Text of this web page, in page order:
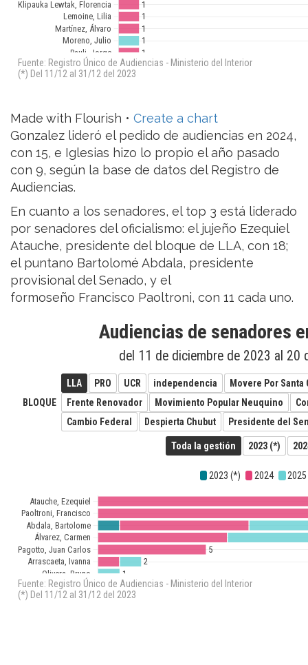
Made with Flourish • Create a chart
Gonzalez lideró el pedido de audiencias en 2024,
con 15, e Iglesias hizo lo propio el año pasado
con 9, según la base de datos del Registro de
Audiencias.
En cuanto a los senadores, el top 3 está liderado
por senadores del oficialismo: el jujeño Ezequiel
Atauche, presidente del bloque de LLA, con 18;
el puntano Bartolomé Abdala, presidente
provisional del Senado, y el
formoseño Francisco Paoltroni, con 11 cada uno.